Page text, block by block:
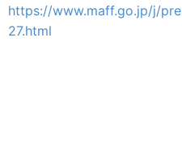
https://www.maff.go.jp/j/
27.html